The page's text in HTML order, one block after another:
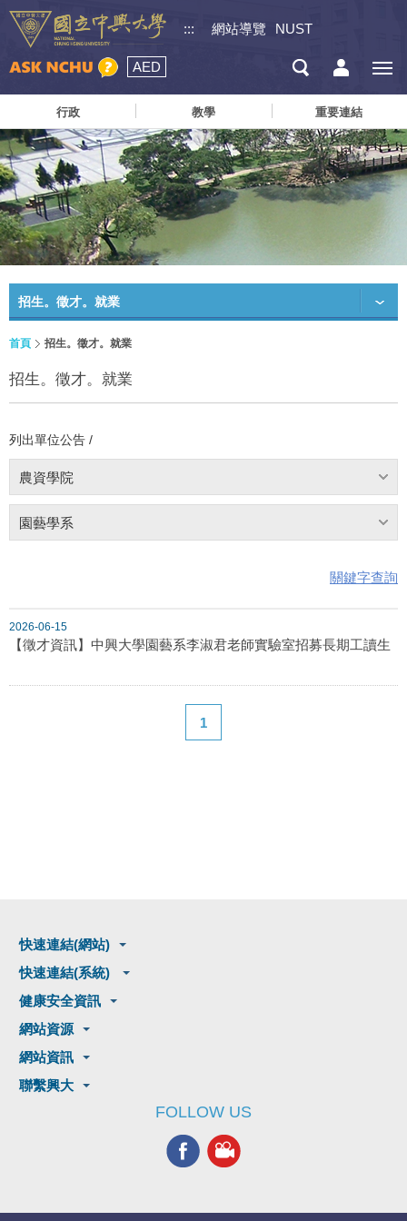
::: 網站導覽 NUST
AED
行政 教學 重要連結
招生。徵才。就業
首頁 招生。徵才。就業
招生。徵才。就業
列出單位公告 /
農資學院
園藝學系
關鍵字查詢
2026-06-15
【徵才資訊】中興大學園藝系李淑君老師實驗室招募長期工讀生
1
快速連結(網站)
快速連結(系統)
健康安全資訊
網站資源
網站資訊
聯繫興大
FOLLOW US